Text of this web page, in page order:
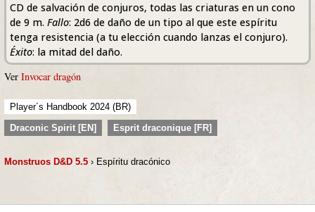
CD de salvación de conjuros, todas las criaturas en un cono
de 9 m. Fallo: 2d6 de daño de un tipo al que este espíritu
tenga resistencia (a tu elección cuando lanzas el conjuro).
Éxito: la mitad del daño.
Ver Invocar dragón
Player´s Handbook 2024 (BR)
Draconic Spirit [EN]
Esprit draconique [FR]
Monstruos D&D 5.5 › Espíritu dracónico